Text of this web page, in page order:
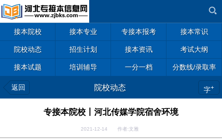
接本院校 接本专业 专接本报考 接本常识
院校动态 招生计划 接本资讯 考试大纲
接本试题 培训辅导 一分一档 分数线/录取率
返回 院校动态 字+
专接本院校丨河北传媒学院宿舍环境
2021-12-14 作者:文雅